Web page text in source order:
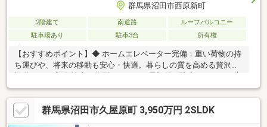
群馬県沼田市西原新町
2階建て 南道路
ルーフバルコニー
駐車場あり
駐車3台 所有権
【おすすめポイント】◆ ホームエレベーター完備：重い荷物の持
ち運びや、将来の移動も安心・快適。暮らしの質を高める贅沢な
設備です。◆ 敷地内に大型ガレージ＆屋根付き駐車スペース：大
切なお車やバイクを天候から守るシャッター付き大型ガレージ。
複数台の駐車もゆったり可能です。◆ 開放感ある上質な室内：
広々としたLDK、2人同時に使える贅沢なワイド洗面台、ゆったり
寛げる大型浴槽など、ワンランク上の仕様。【充実の周辺環
群馬県沼田市久屋原町 3,950万円 2SLDK